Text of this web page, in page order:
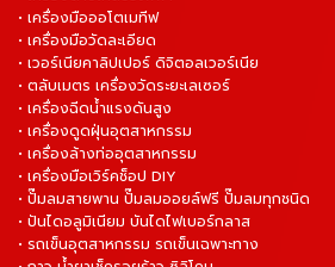
• เครื่องมือออโตเมทีฟ
• เครื่องมือวัดละเอียด
• เวอร์เนียคาลิปเปอร์ ดิจิตอลเวอร์เนีย
• ตลับเมตร เครื่องวัดระยะเลเซอร์
• เครื่องฉีดน้ำแรงดันสูง
• เครื่องดูดฝุ่นอุตสาหกรรม
• เครื่องล้างท่ออุตสาหกรรม
• เครื่องมือเวิร์คช็อป DIY
• ปั๊มลมสายพาน ปั๊มลมออยล์ฟรี ปั๊มลมทุกชนิด
• ปันไดอลูมิเนียม บันไดไฟเบอร์กลาส
• รถเข็นอุตสาหกรรม รถเข็นเฉพาะทาง